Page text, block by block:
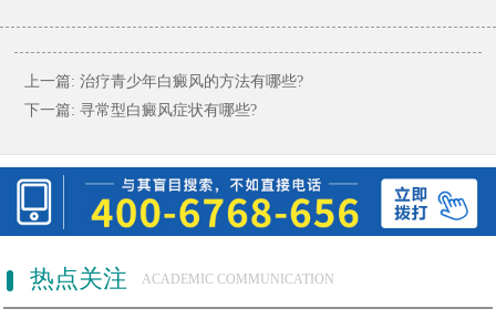
上一篇: 治疗青少年白癜风的方法有哪些?
下一篇: 寻常型白癜风症状有哪些?
热点关注 ACADEMIC COMMUNICATION